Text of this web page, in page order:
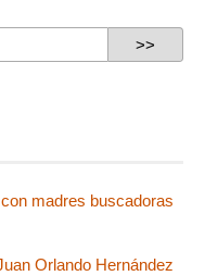
madres buscadoras
Orlando Hernández